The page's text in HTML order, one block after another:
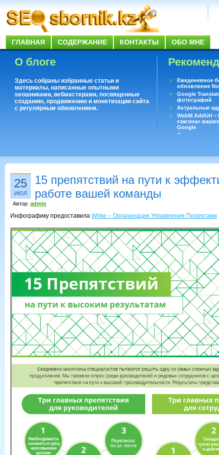
ГЛАВНАЯ СОДЕРЖАНИЕ КОНТАКТЫ ОБО МНЕ
О блоге
Здесь собраны избранные статьи и
материалы, написанные опытными
seoшниками, вебмастерами, посвященные
созданию, продвижению и монетизации сайта
с регулярным обновлением.
Ежеденевное
обновление
Google
фотографий
Актуальные
WebM AddUrl
«загона»
Google
Существует
25
ИЮЛ
15 препятствий на пути к
работе вашей команды
Автор: admin
Инфографику предоставила Wrike – Организация Управления Проектами